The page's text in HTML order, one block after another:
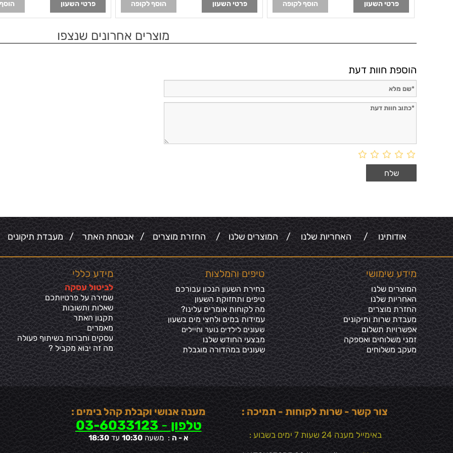
פרטי השעון הוסף לקופה פרטי השעון הוסף לקופה פרטי השעון
מוצרים אחרונים שנצפו
הוספת חוות דעת
אודותינו /האחריות שלנו /המוצרים שלנו/החזרת מוצרים /אבטחת האתר/מעבדת תיקונים
מידע שימושי
המוצרים שלנו
האחריות שלנו
החזרת מוצרים
מעבדת שרות ותיקונים
אפשרויות תשלום
זמני משלוחים ואספקה
מעקב משלוחים
טיפים והמלצות
בחירת השעון הנכון עבורכם
טיפים ותחזוקת השעון
מה לקוחות אומרים עלינו?
עמידות במים ולחצי מים בשעון
שעונים לילדים נוער וחיילים
מבצעי החודש שלנו
שעונים במהדורה מוגבלת
מידע כללי
לביטול עסקה
שמירה על פרטיותכם
שאלות ותשובות
תקנון האתר
מאמרים
עסקים וחברות בשיתוף פעולה
מה זה יבוא מקביל ?
צור קשר - שרות לקוחות - תמיכה :
באימייל מענה 24 שעות 7 ימים בשבוע :
מענה אנושי וקבלת קהל בימים :
טלפון -
03-6033123
א - ה : משעה 10:30 עד 18:30